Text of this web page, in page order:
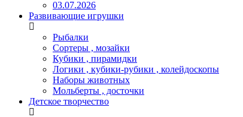
03.07.2026
Развивающие игрушки
Рыбалки
Сортеры , мозайки
Кубики , пирамидки
Логики , кубики-рубики , колейдоскопы
Наборы животных
Мольберты , досточки
Детское творчество